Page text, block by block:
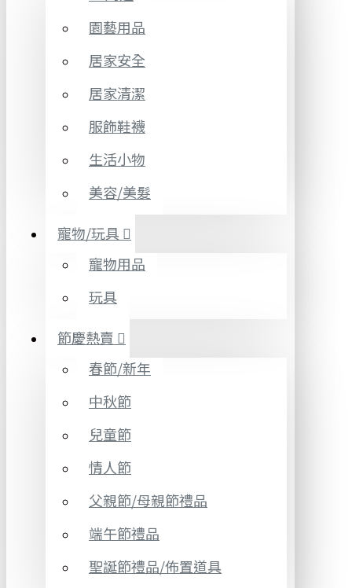
園藝用品
居家安全
居家清潔
服飾鞋襪
生活小物
美容/美髮
寵物/玩具
寵物用品
玩具
節慶熱賣
春節/新年
中秋節
兒童節
情人節
父親節/母親節禮品
端午節禮品
聖誕節禮品/佈置道具